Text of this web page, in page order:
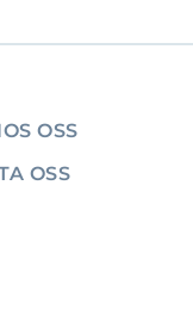
OSS
OSS